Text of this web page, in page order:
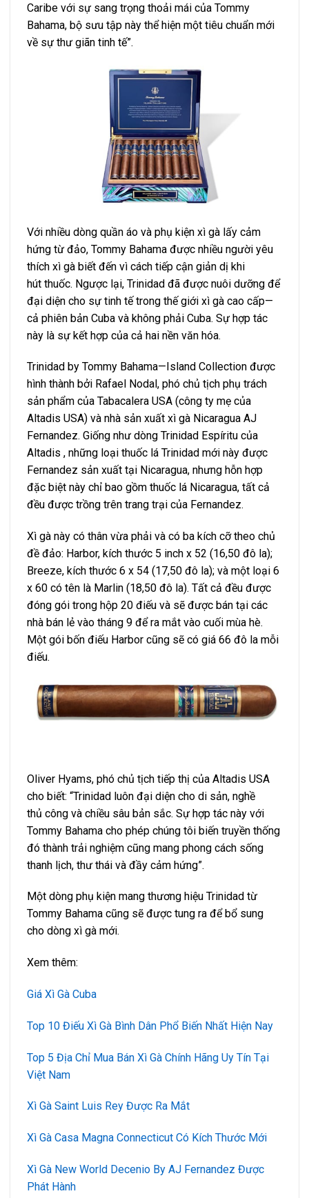
Caribe với sự sang trọng thoải mái của Tommy
Bahama, bộ sưu tập này thể hiện một tiêu chuẩn mới
về sự thư giãn tinh tế”.
Với nhiều dòng quần áo và phụ kiện xì gà lấy cảm
hứng từ đảo, Tommy Bahama được nhiều người yêu
thích xì gà biết đến vì cách tiếp cận giản dị khi
hút thuốc. Ngược lại, Trinidad đã được nuôi dưỡng để
đại diện cho sự tinh tế trong thế giới xì gà cao cấp—
cả phiên bản Cuba và không phải Cuba. Sự hợp tác
này là sự kết hợp của cả hai nền văn hóa.
Trinidad by Tommy Bahama—Island Collection được
hình thành bởi Rafael Nodal, phó chủ tịch phụ trách
sản phẩm của Tabacalera USA (công ty mẹ của
Altadis USA) và nhà sản xuất xì gà Nicaragua AJ
Fernandez. Giống như dòng Trinidad Espíritu của
Altadis , những loại thuốc lá Trinidad mới này được
Fernandez sản xuất tại Nicaragua, nhưng hỗn hợp
đặc biệt này chỉ bao gồm thuốc lá Nicaragua, tất cả
đều được trồng trên trang trại của Fernandez.
Xì gà này có thân vừa phải và có ba kích cỡ theo chủ
đề đảo: Harbor, kích thước 5 inch x 52 (16,50 đô la);
Breeze, kích thước 6 x 54 (17,50 đô la); và một loại 6
x 60 có tên là Marlin (18,50 đô la). Tất cả đều được
đóng gói trong hộp 20 điếu và sẽ được bán tại các
nhà bán lẻ vào tháng 9 để ra mắt vào cuối mùa hè.
Một gói bốn điếu Harbor cũng sẽ có giá 66 đô la mỗi
điếu.
Oliver Hyams, phó chủ tịch tiếp thị của Altadis USA
cho biết: “Trinidad luôn đại diện cho di sản, nghề
thủ công và chiều sâu bản sắc. Sự hợp tác này với
Tommy Bahama cho phép chúng tôi biến truyền thống
đó thành trải nghiệm cũng mang phong cách sống
thanh lịch, thư thái và đầy cảm hứng”.
Một dòng phụ kiện mang thương hiệu Trinidad từ
Tommy Bahama cũng sẽ được tung ra để bổ sung
cho dòng xì gà mới.
Xem thêm:
Giá Xì Gà Cuba
Top 10 Điếu Xì Gà Bình Dân Phổ Biến Nhất Hiện Nay
Top 5 Địa Chỉ Mua Bán Xì Gà Chính Hãng Uy Tín Tại
Việt Nam
Xì Gà Saint Luis Rey Được Ra Mắt
Xì Gà Casa Magna Connecticut Có Kích Thước Mới
Xì Gà New World Decenio By AJ Fernandez Được
Phát Hành